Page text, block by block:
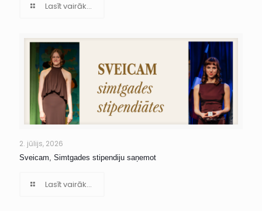
Lasīt vairāk...
2. jūlijs, 2026
Sveicam, Simtgades stipendiju saņemot
Lasīt vairāk...